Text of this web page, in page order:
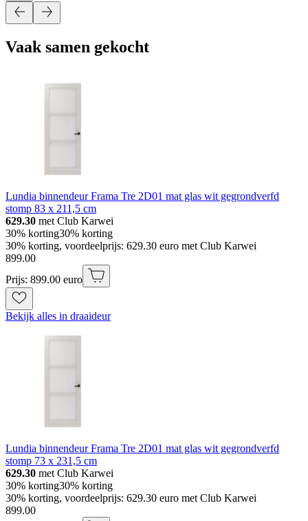
Vaak samen gekocht
Lundia binnendeur Frama Tre 2D01 mat glas wit gegrondverfd
stomp 83 x 211,5 cm
629.30 met Club Karwei
30% korting30% korting
30% korting, voordeelprijs: 629.30 euro met Club Karwei
899.00
Prijs: 899.00 euro
Bekijk alles in draaideur
Lundia binnendeur Frama Tre 2D01 mat glas wit gegrondverfd
stomp 73 x 231,5 cm
629.30 met Club Karwei
30% korting30% korting
30% korting, voordeelprijs: 629.30 euro met Club Karwei
899.00